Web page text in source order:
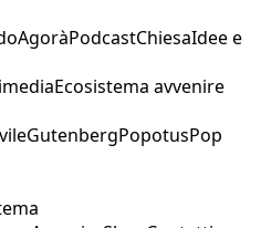
AgoràPodcastChiesaIdee e
Ecosistema avvenire
GutenbergPopotusPop